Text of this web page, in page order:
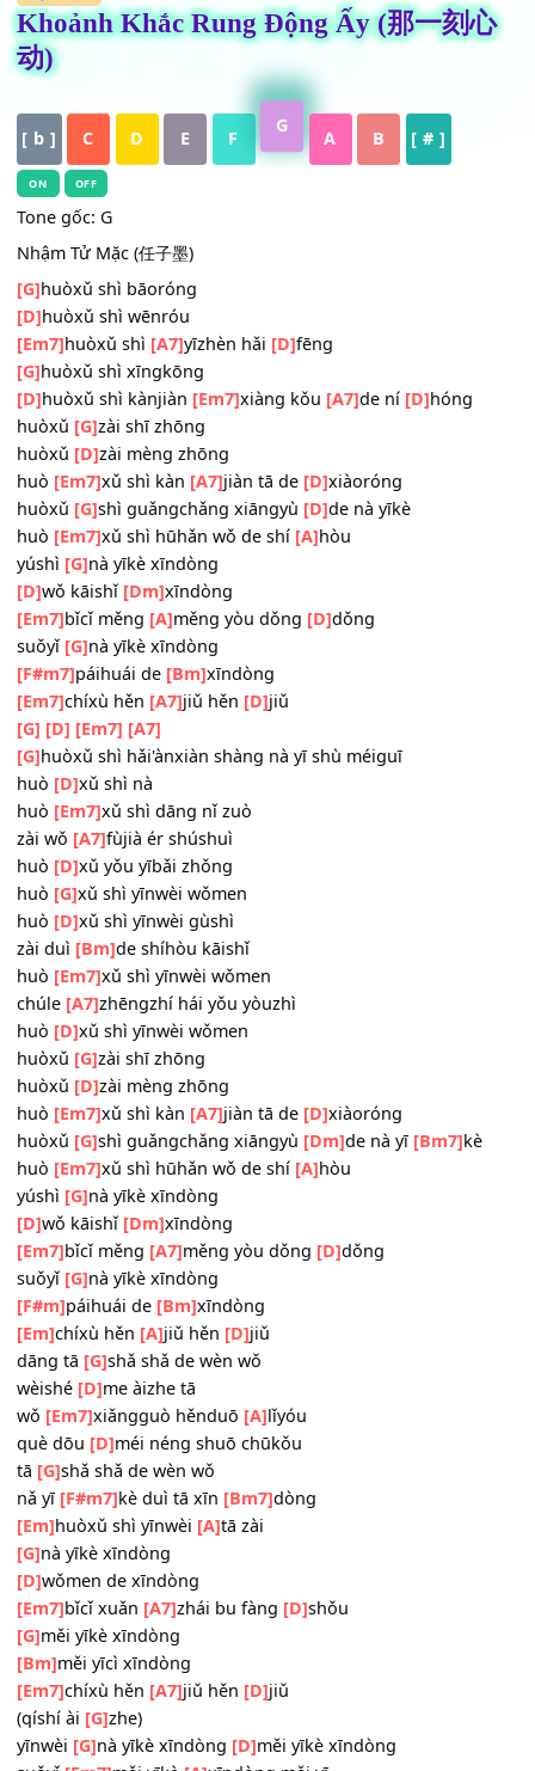
HỢP ÂM
Khoảnh Khắc Rung Động Ấy (那一刻
动)
[ b ] C
ON OFF
Tone gốc: G
Nhậm Tử Mặc (任子墨)
[G]huòxǔ shì bāoróng
[D]huòxǔ shì wēnróu
[Em7] huòxǔ shì[A7]yīzhèn hǎi
[G]huòxǔ shì xīngkōng
[D]huòxǔ shì kànjiàn[Em7]xiàng kǒu[A7]de ní
huòxǔ[G]zài shī zhōng
huòxǔ[D] zài mèng zhōng
huò[Em7]xǔ shì kàn[A7]
huòxǔ[G]shì guǎngchǎng xiāngyù[D]de nà yīkè
huò [Em7] xǔ shì hūhǎn wǒ de shí
yúshì[G]nà yīkè xīndòng
[D]wǒ kāishǐ[Dm]xīndòng
[Em7]bǐcǐ měng[A]měng yòu dǒng [D]dǒng
suǒyǐ[G]nà yīkè xīndòng
[F#m7]páihuái de[Bm]xīndòng
[Em7] chíxù hěn[A7]jiǔ hěn
[G] [D] [Em7] [A7]
[G]huòxǔ shì hǎi'ànxiàn shàng nà yī shù méiguī
huò[D]xǔ shì nà
huò[Em7]xǔ shì dāng nǐ zuò
zài wǒ[A7]fùjià ér shúshuì
huò[D]xǔ yǒu yībǎi zhǒng
huò[G]xǔ shì yīnwèi wǒmen
huò[D]xǔ shì yīnwèi gùshì
zài duì[Bm]de shíhòu kāishǐ
huò[Em7]xǔ shì yīnwèi wǒmen
chúle[A7]zhēngzhí hái yǒu yòuzhì
huò [D]xǔ shì yīnwèi wǒmen
huòxǔ[G]zài shī zhōng
huòxǔ[D]zài mèng zhōng
huò[Em7]xǔ shì kàn[A7]jiàn tā de
huòxǔ[G]shì guǎngchǎng xiāngyù
huò [Em7]xǔ shì hūhǎn wǒ de shí
yúshì[G]nà yīkè xīndòng
[D] wǒ kāishǐ[Dm]xīndòng
[Em7]bǐcǐ měng[A7]měng yòu dǒng
suǒyǐ[G]nà yīkè xīndòng
[F#m] páihuái de [Bm] xīndòng
[Em]chíxù hěn[A]jiǔ hěn[D]
dāng tā[G]shǎ shǎ de wèn wǒ
wèishé[D]me àizhe tā
wǒ[Em7]xiǎngguò hěnduō
què dōu[D]méi néng shuō chūkǒu
tā[G]shǎ shǎ de wèn wǒ
nǎ yī[F#m7]kè duì tā xīn
[Em]huòxǔ shì yīnwèi[A]tā zài